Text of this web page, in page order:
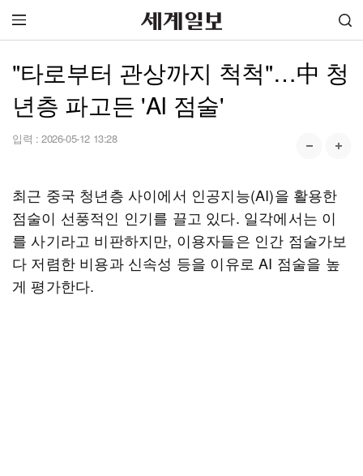
"타로부터 관상까지 척척"…中 청
년층 파고든 'AI 점술'
입력 : 2026-05-12 13:28
최근 중국 청년층 사이에서 인공지능(AI)을 활용한
점술이 선풍적인 인기를 끌고 있다. 일각에서는 이
를 사기라고 비판하지만, 이용자들은 인간 점술가보
다 저렴한 비용과 신속성 등을 이유로 AI 점술을 높
게 평가한다.